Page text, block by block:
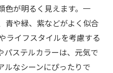
色が明るく見えます。一
青や緑、紫などがよく似合
ライフスタイルを考慮する
パステルカラーは、元気で
ルなシーンにぴったりで